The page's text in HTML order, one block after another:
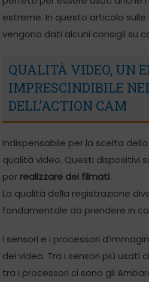
estreme. In questo articolo sulle
vengono dati alcuni consigli su
QUALITÀ VIDEO, UN
IMPRESCINDIBILE
DELL’ACTION CAM
Indispensabile per la scelta
qualità video. Questi dispositivi
per realizzare dei filmati.
La qualità della registrazione
fondamentale da prendere in
I sensori e i processori
dei video. Tra i sensori più usati
tra i processori ci sono gli